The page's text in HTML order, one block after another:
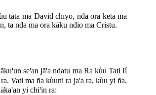
tata ma David chīyo, nda ora kēta ma
ta nda ma ora kāku ndio ma Cristu.
seꞌan jāꞌa ndatu ma Ra kùu Tati Ií
Vati ma ña kùuni ra jaꞌa ra, kùu yi ña,
yi chiꞌin ra: